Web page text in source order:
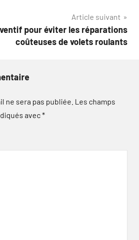
Article suivant
pour éviter les réparations
coûteuses de volets roulants
ne sera pas publiée. Les champs
avec*